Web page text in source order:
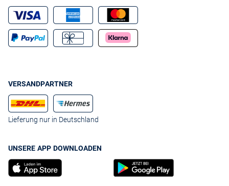
VERSANDPARTNER
Lieferung nur in Deutschland
UNSERE APP DOWNLOADEN